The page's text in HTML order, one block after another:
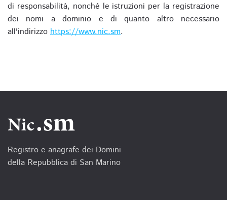
di responsabilità, nonché le istruzioni per la registrazione
dei nomi a dominio e di quanto altro necessario
all'indirizzo https://www.nic.sm.
Registro e anagrafe dei Domini
della Repubblica di San Marino